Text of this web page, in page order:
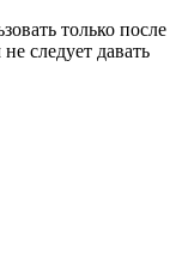
только после
следует давать